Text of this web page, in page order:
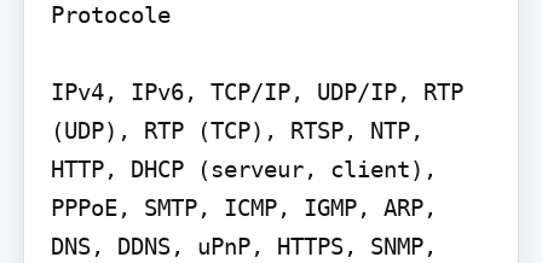
Protocole
IPv4, IPv6, TCP/IP, UDP/IP, RTP
(UDP), RTP (TCP), RTSP, NTP,
HTTP, DHCP (serveur, client),
PPPoE, SMTP, ICMP, IGMP, ARP,
DNS, DDNS, uPnP, HTTPS, SNMP,